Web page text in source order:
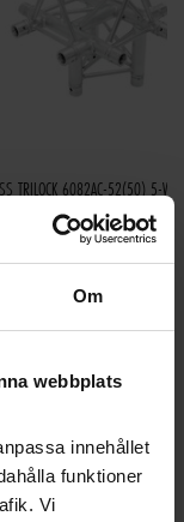
Om
webbplats
innehållet
funktioner
Vi
TRILOCK 6082AC-52(50) 5-